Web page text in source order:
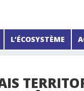
L’ÉCOSYSTÈME